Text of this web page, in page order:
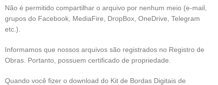
Não é permitido compartilhar o arquivo por nenhum meio (e-mail,
grupos do Facebook, MediaFire, DropBox, OneDrive, Telegram
etc.).
Informamos que nossos arquivos são registrados no Registro de
Obras. Portanto, possuem certificado de propriedade.
Quando você fizer o download do Kit de Bordas Digitais de